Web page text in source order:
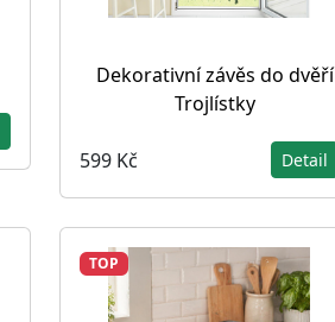
Dekorativní závěs do dvěří
Trojlístky
599 Kč Detail
TOP